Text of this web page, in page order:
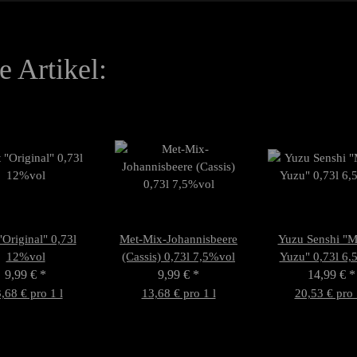
Artikel:
0,73l
12%vol
9,99 € *
€ pro 1 l
Met-Mix-Johannisbeere
(Cassis) 0,73l 7,5%vol
9,99 € *
13,68 € pro 1 l
Yuzu Senshi
Yuzu" 0,73l
14,99 € *
20,53 € pro